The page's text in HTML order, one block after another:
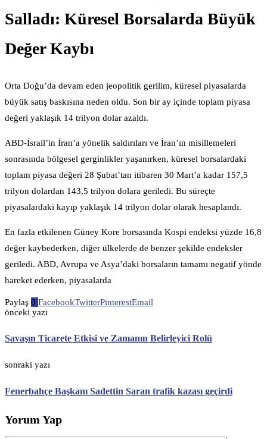
Salladı: Küresel Borsalarda Büyük
Değer Kaybı
Orta Doğu’da devam eden jeopolitik gerilim, küresel piyasalarda
büyük satış baskısına neden oldu. Son bir ay içinde toplam piyasa
değeri yaklaşık 14 trilyon dolar azaldı.
ABD-İsrail’in İran’a yönelik saldırıları ve İran’ın misillemeleri
sonrasında bölgesel gerginlikler yaşanırken, küresel borsalardaki
toplam piyasa değeri 28 Şubat’tan itibaren 30 Mart’a kadar 157,5
trilyon dolardan 143,5 trilyon dolara geriledi. Bu süreçte
piyasalardaki kayıp yaklaşık 14 trilyon dolar olarak hesaplandı.
En fazla etkilenen Güney Kore borsasında Kospi endeksi yüzde 16,8
değer kaybederken, diğer ülkelerde de benzer şekilde endeksler
geriledi. ABD, Avrupa ve Asya’daki borsaların tamamı negatif yönde
hareket ederken, piyasalarda
Paylaş 0 FacebookTwitterPinterestEmail
önceki yazı
Savaşın Ticarete Etkisi ve Zamanın Belirleyici Rolü
sonraki yazı
Fenerbahçe Başkanı Sadettin Saran trafik kazası geçirdi
Yorum Yap